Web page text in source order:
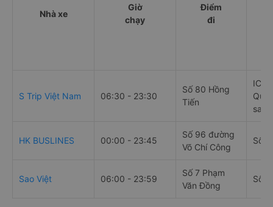
Nhà xe
Giờ
chạy
Điểm
đi
S Trip Việt Nam 06:30 - 23:30
Số 80 Hồng
Tiến
sapa
HK BUSLINES 00:00 - 23:45
Số 96 đường
Võ Chí Công
Số
Sao Việt 06:00 - 23:59
Số 7 Phạm
Văn Đồng
Số